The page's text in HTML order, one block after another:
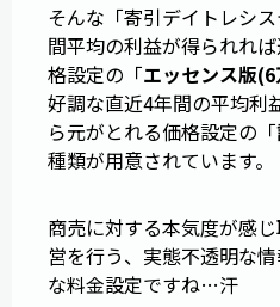
そんな「寄引デイトレシ
間平均の利益が得られれ
格設定の「エッセンス版
好調な直近4年間の平均利
ら元がとれる価格設定の「
種類が用意されています。
商売に対する本気度が感
営を行う、実態不透明な
な料金設定ですね…汗